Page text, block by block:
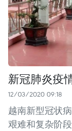
新冠肺炎疫
12/03/2020 09:18
越南新型冠状
艰难和复杂阶